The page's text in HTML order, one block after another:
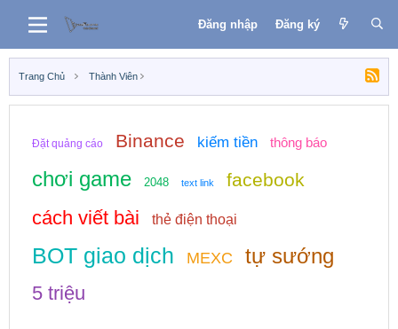
Đăng nhập Đăng ký
Trang Chủ Thành Viên
Đặt quảng cáo Binance kiếm tiền thông báo
chơi game 2048 text link facebook
cách viết bài thẻ điện thoại
BOT giao dịch MEXC tự sướng
5 triệu